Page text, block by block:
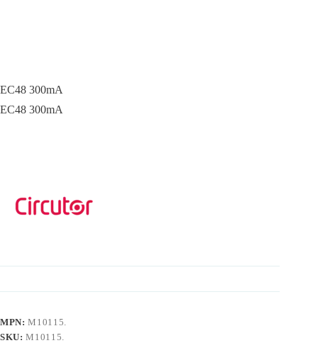
EC48 300mA
EC48 300mA
MPN:M10115.
SKU:M10115.